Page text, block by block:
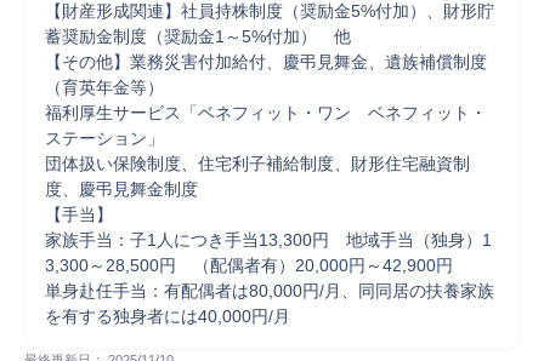
【財産形成関連】社員持株制度（奨励金5%付加）、財形貯
蓄奨励金制度（奨励金1～5%付加）　他
【その他】業務災害付加給付、慶弔見舞金、遺族補償制度
（育英年金等）
福利厚生サービス「ベネフィット・ワン　ベネフィット・
ステーション」
団体扱い保険制度、住宅利子補給制度、財形住宅融資制
度、慶弔見舞金制度
【手当】
家族手当：子1人につき手当13,300円　地域手当（独身）1
3,300～28,500円　（配偶者有）20,000円～42,900円
単身赴任手当：有配偶者は80,000円/月、同同居の扶養家族
を有する独身者には40,000円/月